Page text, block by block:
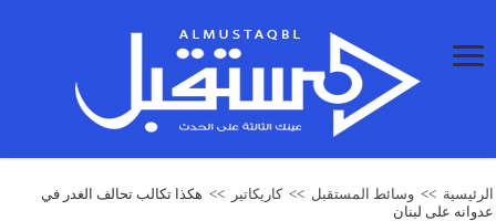
الرئيسية >> وسائط المستقبل >> كاريكاتير >> هكذا تكالب تحالف الغدر في
عدوانه على لبنان